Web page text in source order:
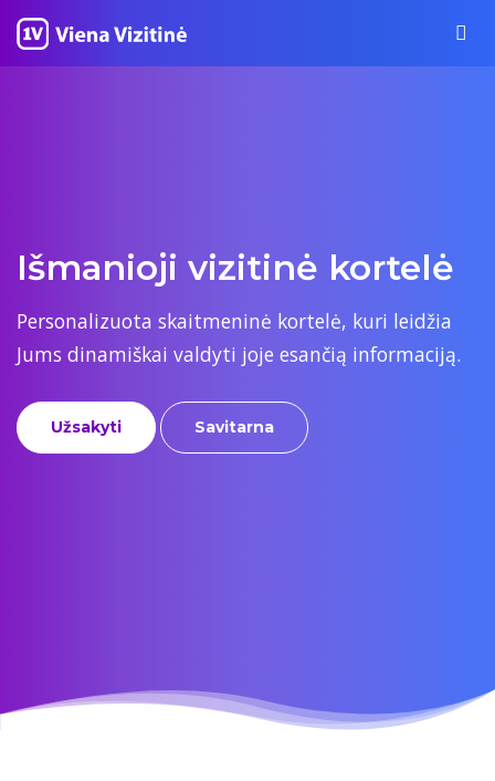
Išmanioji vizitinė kortelė
Personalizuota skaitmeninė kortelė, kuri leidžia
Jums dinamiškai valdyti joje esančią informaciją.
Užsakyti Savitarna